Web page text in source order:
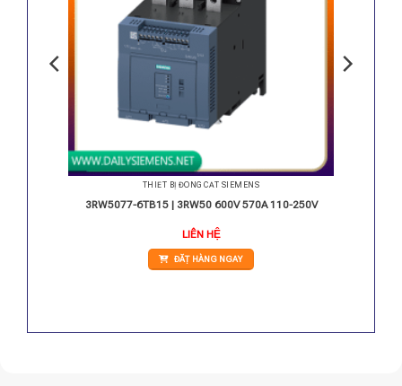
THIẾT BỊ ĐÓNG CẮT SIEMENS
3RW5077-6TB15 | 3RW50 600V 570A 110-250V
LIÊN HỆ
ĐẶT HÀNG NGAY